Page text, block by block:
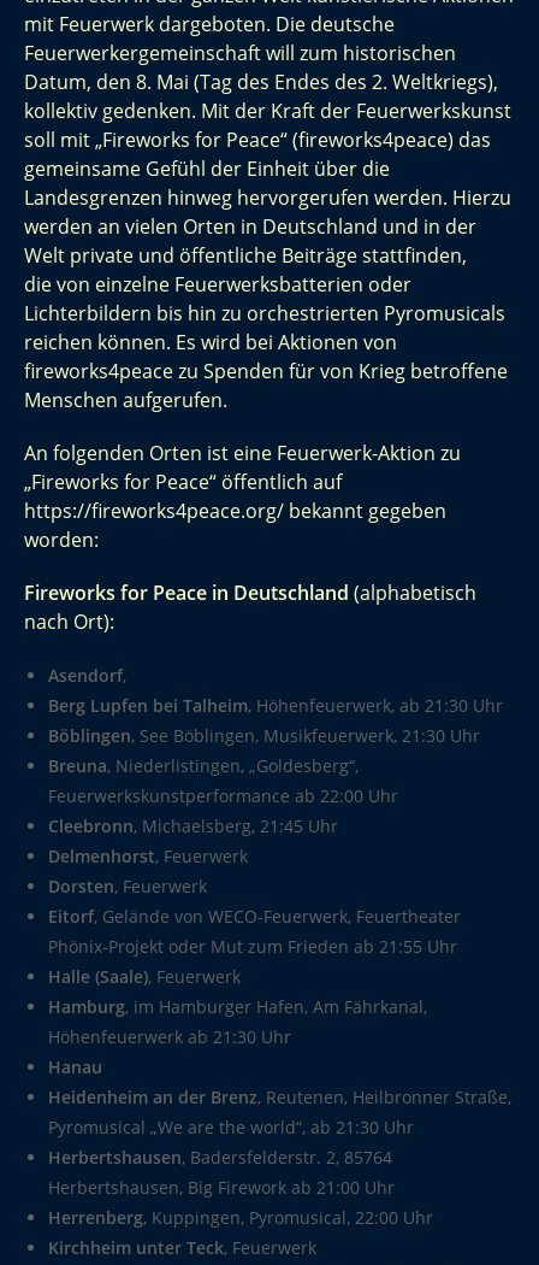
mit Feuerwerk dargeboten. Die deutsche
Feuerwerkergemeinschaft will zum historischen
Datum, den 8. Mai (Tag des Endes des 2. Weltkriegs),
kollektiv gedenken. Mit der Kraft der Feuerwerkskunst
soll mit „Fireworks for Peace“ (fireworks4peace) das
gemeinsame Gefühl der Einheit über die
Landesgrenzen hinweg hervorgerufen werden. Hierzu
werden an vielen Orten in Deutschland und in der
Welt private und öffentliche Beiträge stattfinden,
dievon einzelne Feuerwerksbatterien oder
Lichterbildern bis hin zu orchestrierten Pyromusicals
reichen können. Es wird bei Aktionen von
fireworks4peace zu Spenden für von Krieg betroffene
Menschen aufgerufen.
An folgenden Orten ist eine Feuerwerk-Aktion zu
„Fireworks for Peace“ öffentlich auf
https://fireworks4peace.org/ bekannt gegeben
worden:
Fireworks for Peace in Deutschland (alphabetisch
nach Ort):
Asendorf,
Berg Lupfen bei Talheim, Höhenfeuerwerk, ab 21:30 Uhr
Böblingen, See Böblingen, Musikfeuerwerk, 21:30 Uhr
Breuna, Niederlistingen, „Goldesberg“,
Feuerwerkskunstperformance ab 22:00 Uhr
Cleebronn, Michaelsberg, 21:45 Uhr
Delmenhorst, Feuerwerk
Dorsten, Feuerwerk
Eitorf, Gelände von WECO-Feuerwerk, Feuertheater
Phönix-Projekt oder Mut zum Frieden ab 21:55 Uhr
Halle (Saale), Feuerwerk
Hamburg, im Hamburger Hafen, Am Fährkanal,
Höhenfeuerwerk ab 21:30 Uhr
Hanau
Heidenheim an der Brenz, Reutenen, Heilbronner Straße,
Pyromusical „We are the world“, ab 21:30 Uhr
Herbertshausen, Badersfelderstr. 2, 85764
Herbertshausen, Big Firework ab 21:00 Uhr
Herrenberg, Kuppingen, Pyromusical, 22:00 Uhr
Kirchheim unter Teck, Feuerwerk